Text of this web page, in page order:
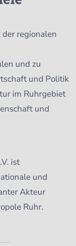
regionalen
und zu
und Politik
im Ruhrgebiet
und
ist
und
Akteur
Ruhr.